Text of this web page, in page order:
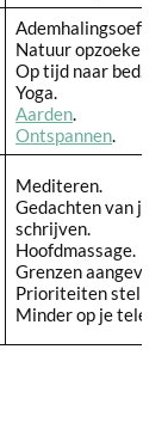
Natuur opzoeken.
Op tijd naar bed.
Yoga.
Aarden.
Ontspannen.
Mediteren.
Gedachten van je
schrijven.
Hoofdmassage.
Grenzen aangeven.
Prioriteiten stellen.
Minder op je